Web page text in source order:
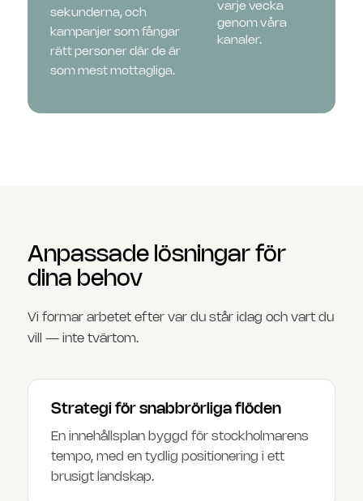
sekunderna, och
kampanjer som fångar
rätt personer där de är
som mest mottagliga.
varje vecka
genom våra
kanaler.
Anpassade lösningar för
dina behov
Vi formar arbetet efter var du står idag och vart du
vill — inte tvärtom.
Strategi för snabbrörliga flöden
En innehållsplan byggd för stockholmarens
tempo, med en tydlig positionering i ett
brusigt landskap.